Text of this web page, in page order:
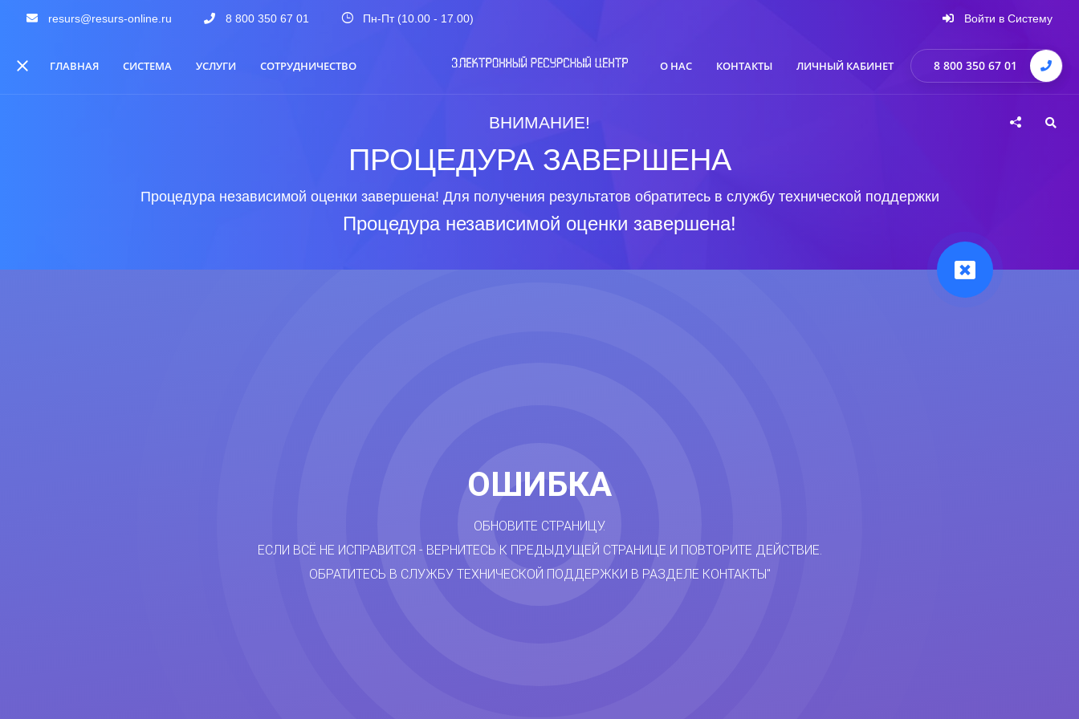
resurs@resurs-online.ru 8 800 350 67 01 Пн-Пт (10.00 - 17.00) Войти в Систему
ГЛАВНАЯ СИСТЕМА УСЛУГИ СОТРУДНИЧЕСТВО О НАС КОНТАКТЫ ЛИЧНЫЙ КАБИНЕТ 8 800 350 67 01
ВНИМАНИЕ!
ПРОЦЕДУРА ЗАВЕРШЕНА
Процедура независимой оценки завершена! Для получения результатов обратитесь в службу технической поддержки
Процедура независимой оценки завершена!
ОШИБКА
ОБНОВИТЕ СТРАНИЦУ.
ЕСЛИ ВСЁ НЕ ИСПРАВИТСЯ - ВЕРНИТЕСЬ К ПРЕДЫДУЩЕЙ СТРАНИЦЕ И ПОВТОРИТЕ ДЕЙСТВИЕ.
ОБРАТИТЕСЬ В СЛУЖБУ ТЕХНИЧЕСКОЙ ПОДДЕРЖКИ В РАЗДЕЛЕ КОНТАКТЫ"